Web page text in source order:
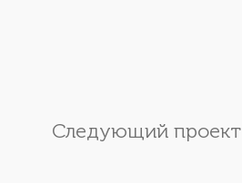
Следующий проект